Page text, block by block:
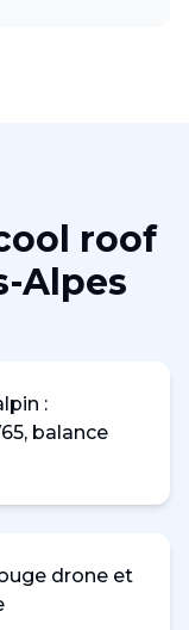
roof
Alpes
:
balance
drone et